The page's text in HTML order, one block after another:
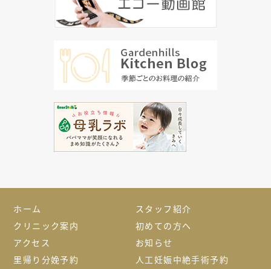
ホーム
スタッフ紹介
クリニック案内
初めての方へ
アクセス
お知らせ
里帰り分娩予約
人工妊娠中絶手術予約